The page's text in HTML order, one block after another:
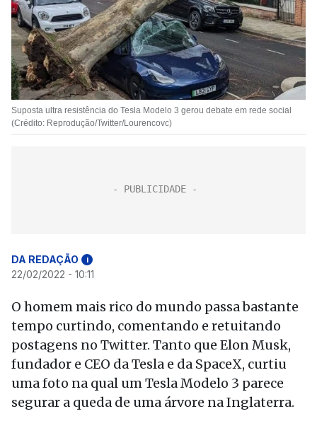
Suposta ultra resistência do Tesla Modelo 3 gerou debate em rede social
(Crédito: Reprodução/Twitter/Lourencovc)
DA REDAÇÃO i
22/02/2022 - 10:11
O homem mais rico do mundo passa bastante
tempo curtindo, comentando e retuitando
postagens no Twitter. Tanto que Elon Musk,
fundador e CEO da Tesla e da SpaceX, curtiu
uma foto na qual um Tesla Modelo 3 parece
segurar a queda de uma árvore na Inglaterra.